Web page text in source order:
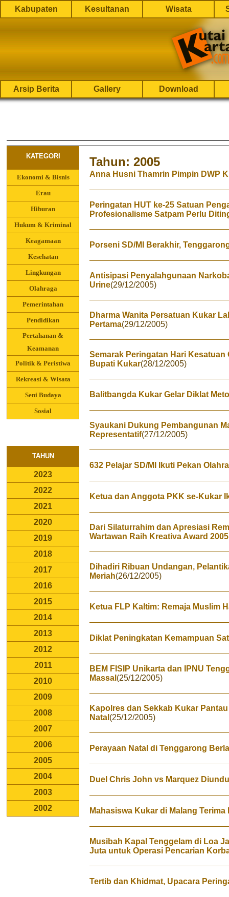
Kabupaten Kesultanan Wisata
Arsip Berita Gallery Download
KATEGORI Tahun: 2005
Ekonomi & Bisnis
Erau
Hiburan
Hukum & Kriminal
Keagamaan
Kesehatan
Lingkungan
Olahraga
Pemerintahan
Pendidikan
Pertahanan &
Keamanan
Politik & Peristiwa
Rekreasi & Wisata
Seni Budaya
Sosial
TAHUN
2023
2022
2021
2020
2019
2018
2017
2016
2015
2014
2013
2012
2011
2010
2009
2008
2007
2006
2005
2004
2003
2002
Anna Husni Thamrin Pimpin DWP
Peringatan HUT ke-25 Satuan
Profesionalisme Satpam Perlu
Porseni SD/MI Berakhir,
Antisipasi Penyalahgunaan
Urine(29/12/2005)
Dharma Wanita Persatuan Kukar
Pertama(29/12/2005)
Semarak Peringatan Hari Kesatuan
Bupati Kukar(28/12/2005)
Balitbangda Kukar Gelar Diklat
Syaukani Dukung Pembangunan
Representatif(27/12/2005)
632 Pelajar SD/MI Ikuti Pekan
Ketua dan Anggota PKK se-Kukar
Dari Silaturrahim dan Apresiasi
Wartawan Raih Kreativa Award 2005
Dihadiri Ribuan Undangan,
Meriah(26/12/2005)
Ketua FLP Kaltim: Remaja Muslim
Diklat Peningkatan Kemampuan
BEM FISIP Unikarta dan IPNU
Massal (25/12/2005)
Kapolres dan Sekkab Kukar
Natal (25/12/2005)
Perayaan Natal di Tenggarong
Duel Chris John vs Marquez
Mahasiswa Kukar di Malang Terima
Musibah Kapal Tenggelam di Loa
Juta untuk Operasi Pencarian
Tertib dan Khidmat, Upacara